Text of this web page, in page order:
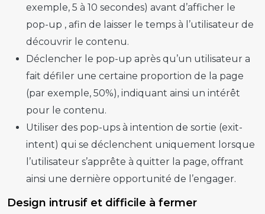
exemple, 5 à 10 secondes) avant d’afficher le
pop-up , afin de laisser le temps à l’utilisateur de
découvrir le contenu.
Déclencher le pop-up après qu’un utilisateur a
fait défiler une certaine proportion de la page
(par exemple, 50%), indiquant ainsi un intérêt
pour le contenu.
Utiliser des pop-ups à intention de sortie (exit-
intent) qui se déclenchent uniquement lorsque
l’utilisateur s’apprête à quitter la page, offrant
ainsi une dernière opportunité de l’engager.
Design intrusif et difficile à fermer